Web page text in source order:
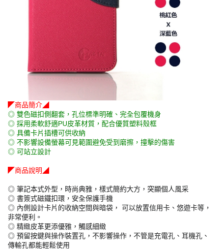
◤商品簡介◢
◎ 雙色磁扣側翻套，孔位標準明確、完全包覆機身
◎ 採用柔軟舒適PU皮革材質，配合優質塑料殼框
◎ 具備卡片插槽可供收納
◎ 不影響設備螢幕可見範圍避免受到磨擦，撞擊的傷害
◎ 可站立設計
◤商品說明◢
◎ 筆記本式外型，時尚典雅，樣式簡約大方，突顯個人風采
◎ 書簽式磁鐵扣環，安全保護手機
◎ 內側設計卡片的收納空間與暗袋， 可以放置信用卡、悠遊卡等，
非常便利。
◎ 精緻皮革更添優雅，觸感細緻
◎ 預留按鍵與操作裝置孔，不影響操作，不管是充電孔、耳機孔、
傳輸孔都能輕鬆使用